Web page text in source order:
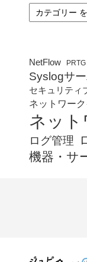
カ
テ
ゴ
NetFlow PRTG
Syslogサ
セキュリティ
ネットワー
ネット
ログ管理
機器・サ